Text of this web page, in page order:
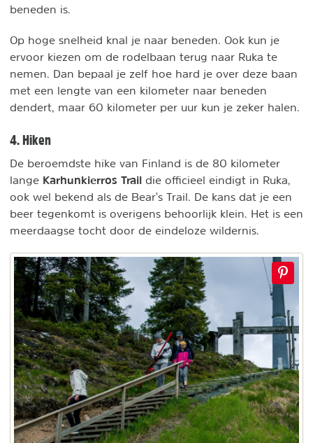
beneden is.
Op hoge snelheid knal je naar beneden. Ook kun je
ervoor kiezen om de rodelbaan terug naar Ruka te
nemen. Dan bepaal je zelf hoe hard je over deze baan
met een lengte van een kilometer naar beneden
dendert, maar 60 kilometer per uur kun je zeker halen.
4. Hiken
De beroemdste hike van Finland is de 80 kilometer
lange Karhunkierros Trail die officieel eindigt in Ruka,
ook wel bekend als de Bear's Trail. De kans dat je een
beer tegenkomt is overigens behoorlijk klein. Het is een
meerdaagse tocht door de eindeloze wildernis.